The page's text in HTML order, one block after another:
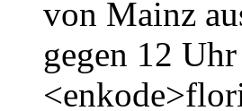
von Mainz
gegen 12